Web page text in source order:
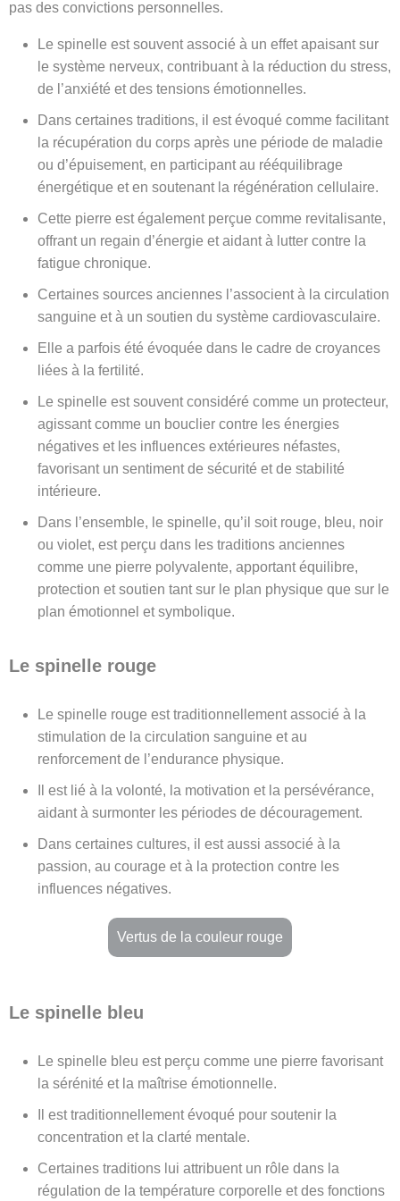
pas des convictions personnelles.
Le spinelle est souvent associé à un effet apaisant sur
le système nerveux, contribuant à la réduction du stress,
de l’anxiété et des tensions émotionnelles.
Dans certaines traditions, il est évoqué comme facilitant
la récupération du corps après une période de maladie
ou d’épuisement, en participant au rééquilibrage
énergétique et en soutenant la régénération cellulaire.
Cette pierre est également perçue comme revitalisante,
offrant un regain d’énergie et aidant à lutter contre la
fatigue chronique.
Certaines sources anciennes l’associent à la circulation
sanguine et à un soutien du système cardiovasculaire.
Elle a parfois été évoquée dans le cadre de croyances
liées à la fertilité.
Le spinelle est souvent considéré comme un protecteur,
agissant comme un bouclier contre les énergies
négatives et les influences extérieures néfastes,
favorisant un sentiment de sécurité et de stabilité
intérieure.
Dans l’ensemble, le spinelle, qu’il soit rouge, bleu, noir
ou violet, est perçu dans les traditions anciennes
comme une pierre polyvalente, apportant équilibre,
protection et soutien tant sur le plan physique que sur le
plan émotionnel et symbolique.
Le spinelle rouge
Le spinelle rouge est traditionnellement associé à la
stimulation de la circulation sanguine et au
renforcement de l’endurance physique.
Il est lié à la volonté, la motivation et la persévérance,
aidant à surmonter les périodes de découragement.
Dans certaines cultures, il est aussi associé à la
passion, au courage et à la protection contre les
influences négatives.
Vertus de la couleur rouge
Le spinelle bleu
Le spinelle bleu est perçu comme une pierre favorisant
la sérénité et la maîtrise émotionnelle.
Il est traditionnellement évoqué pour soutenir la
concentration et la clarté mentale.
Certaines traditions lui attribuent un rôle dans la
régulation de la température corporelle et des fonctions